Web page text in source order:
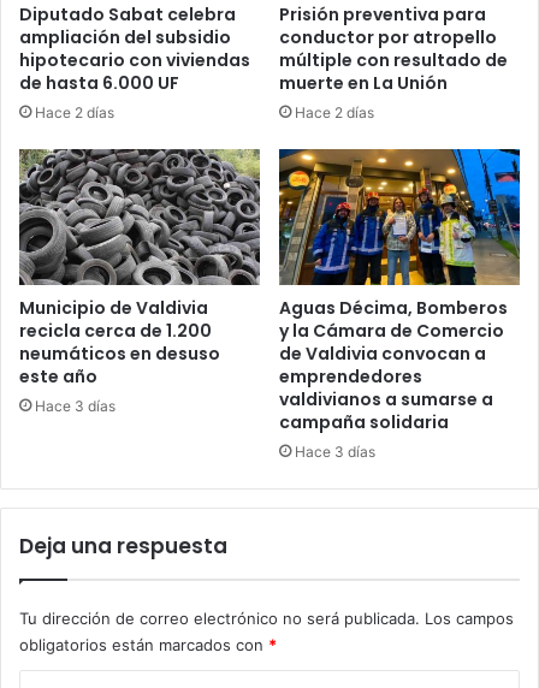
Diputado Sabat celebra
ampliación del subsidio
hipotecario con viviendas
de hasta 6.000 UF
Hace 2 días
Prisión preventiva para
conductor por atropello
múltiple con resultado de
muerte en La Unión
Hace 2 días
Municipio de Valdivia
recicla cerca de 1.200
neumáticos en desuso
este año
Hace 3 días
Aguas Décima, Bomberos
y la Cámara de Comercio
de Valdivia convocan a
emprendedores
valdivianos a sumarse a
campaña solidaria
Hace 3 días
Deja una respuesta
Tu dirección de correo electrónico no será publicada. Los campos
obligatorios están marcados con *